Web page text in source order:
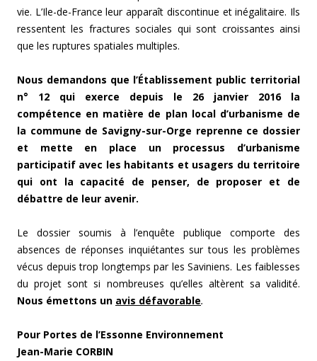
vie. L’Ile-de-France leur apparaît discontinue et inégalitaire. Ils
ressentent les fractures sociales qui sont croissantes ainsi
que les ruptures spatiales multiples.
Nous demandons que l’Établissement public territorial
n° 12 qui exerce depuis le 26 janvier 2016 la
compétence en matière de plan local d’urbanisme de
la commune de Savigny-sur-Orge reprenne ce dossier
et mette en place un processus d’urbanisme
participatif avec les habitants et usagers du territoire
qui ont la capacité de penser, de proposer et de
débattre de leur avenir.
Le dossier soumis à l’enquête publique comporte des
absences de réponses inquiétantes sur tous les problèmes
vécus depuis trop longtemps par les Saviniens. Les faiblesses
du projet sont si nombreuses qu’elles altèrent sa validité.
Nous émettons un avis défavorable.
Pour Portes de l’Essonne Environnement
Jean-Marie CORBIN